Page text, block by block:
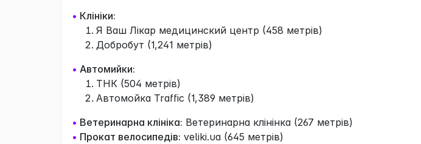
• Клініки:
Я Ваш Лікар медицинский центр (458 метрів)
Добробут (1,241 метрів)
• Автомийки:
ТНК (504 метрів)
Автомойка Traffic (1,389 метрів)
• Ветеринарна клініка: Ветеринарна клінінка (267 метрів)
• Прокат велосипедів: veliki.ua (645 метрів)